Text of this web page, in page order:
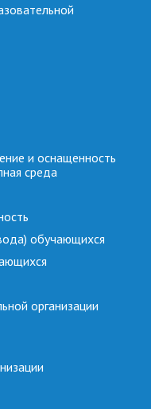
и оснащенность
среда
обучающихся
организации